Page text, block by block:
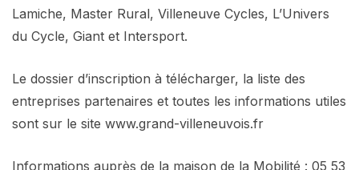
Lamiche, Master Rural, Villeneuve Cycles, L’Univers
du Cycle, Giant et Intersport.
Le dossier d’inscription à télécharger, la liste des
entreprises partenaires et toutes les informations utiles
sont sur le site www.grand-villeneuvois.fr
Informations auprès de la maison de la Mobilité : 05 53